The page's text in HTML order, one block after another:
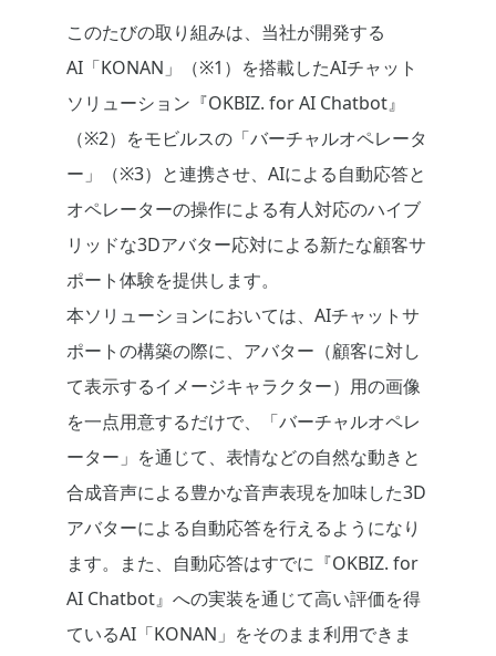
このたびの取り組みは、当社が開発する
AI「KONAN」（※1）を搭載したAIチャット
ソリューション『OKBIZ. for AI Chatbot』
（※2）をモビルスの「バーチャルオペレータ
ー」（※3）と連携させ、AIによる自動応答と
オペレーターの操作による有人対応のハイブ
リッドな3Dアバター応対による新たな顧客サ
ポート体験を提供します。
本ソリューションにおいては、AIチャットサ
ポートの構築の際に、アバター（顧客に対し
て表示するイメージキャラクター）用の画像
を一点用意するだけで、「バーチャルオペレ
ーター」を通じて、表情などの自然な動きと
合成音声による豊かな音声表現を加味した3D
アバターによる自動応答を行えるようになり
ます。また、自動応答はすでに『OKBIZ. for
AI Chatbot』への実装を通じて高い評価を得
ているAI「KONAN」をそのまま利用できま